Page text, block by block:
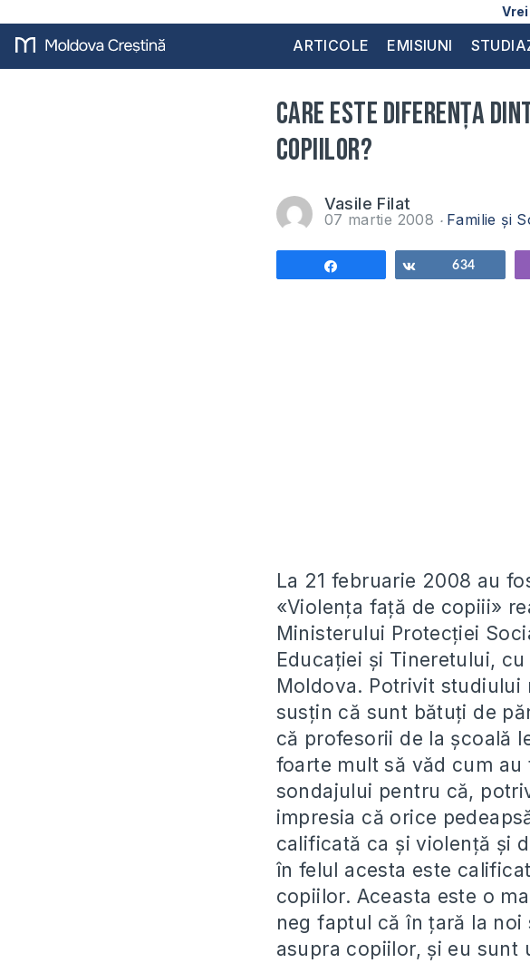
ARTICOLE EMISIUNI
Care este diferenţa
copiilor?
Vasile Filat
07 martie 2008 Familie și
Share634
La 21 februarie 2008 au
«Violenţa faţă de copiii»
Ministerului Protecţiei
Educaţiei şi Tineretului,
Moldova. Potrivit
susţin că sunt bătuţi de
că profesorii de la şcoală
foarte mult să văd cum
sondajului pentru că,
impresia că orice
calificată ca şi violenţă şi
în felul acesta este
copiilor. Aceasta este o
neg faptul că în ţară la
asupra copiilor, şi eu sunt